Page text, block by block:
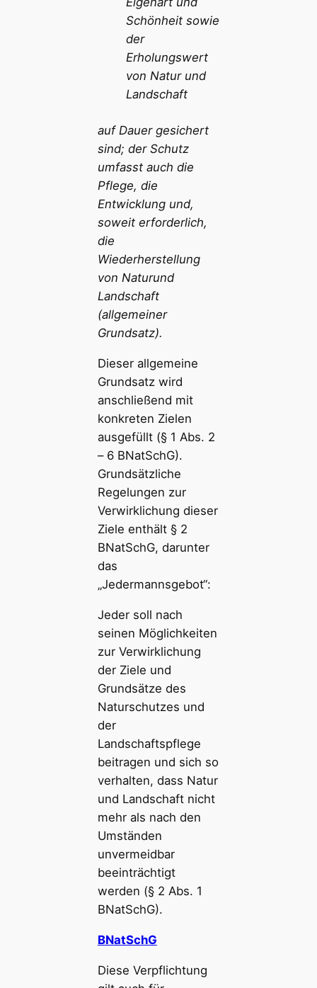
Schönheit sowie
der
Erholungswert
von Natur und
Landschaft
auf Dauer gesichert
sind; der Schutz
umfasst auch die
Pflege, die
Entwicklung und,
soweit erforderlich,
die
Wiederherstellung
von Naturund
Landschaft
(allgemeiner
Grundsatz).
Dieser allgemeine
Grundsatz wird
anschließend mit
konkreten Zielen
ausgefüllt (§ 1 Abs. 2
– 6 BNatSchG).
Grundsätzliche
Regelungen zur
Verwirklichung dieser
Ziele enthält § 2
BNatSchG, darunter
das
„Jedermannsgebot“:
Jeder soll nach
seinen Möglichkeiten
zur Verwirklichung
der Ziele und
Grundsätze des
Naturschutzes und
der
Landschaftspflege
beitragen und sich so
verhalten, dass Natur
und Landschaft nicht
mehr als nach den
Umständen
unvermeidbar
beeinträchtigt
werden (§ 2 Abs. 1
BNatSchG).
BNatSchG
Diese Verpflichtung